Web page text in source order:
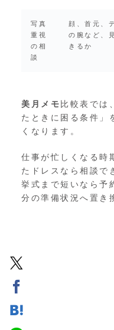
写真
重視
の相
談
顔、首元、
の腕など、
きるか
美月メモ 比較表では
たときに困る条件」
くなります。
仕事が忙しくなる時
たドレスなら相談で
挙式まで短いなら予
分の準備状況へ置き